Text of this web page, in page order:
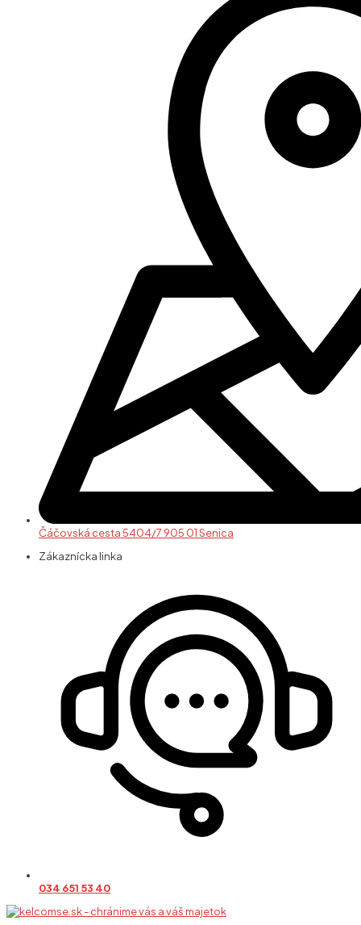
Čáčovská cesta 5404/7 905 01 Senica
Zákaznícka linka
034 651 53 40